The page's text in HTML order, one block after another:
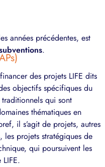
années précédentes, est
.
des projets LIFE dits
objectifs spécifiques du
qui sont
thématiques en
il s’agit de projets, autres
les projets stratégiques de
qui poursuivent les